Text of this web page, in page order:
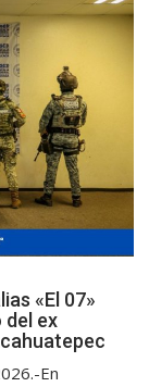
«El 07»
ex
En